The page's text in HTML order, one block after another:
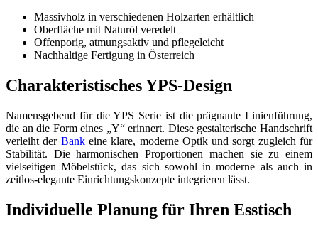
Massivholz in verschiedenen Holzarten erhältlich
Oberfläche mit Naturöl veredelt
Offenporig, atmungsaktiv und pflegeleicht
Nachhaltige Fertigung in Österreich
Charakteristisches YPS-Design
Namensgebend für die YPS Serie ist die prägnante Linienführung,
die an die Form eines „Y“ erinnert. Diese gestalterische Handschrift
verleiht der Bankeine klare, moderne Optik und sorgt zugleich für
Stabilität. Die harmonischen Proportionen machen sie zu einem
vielseitigen Möbelstück, das sich sowohl in moderne als auch in
zeitlos-elegante Einrichtungskonzepte integrieren lässt.
Individuelle Planung für Ihren Esstisch